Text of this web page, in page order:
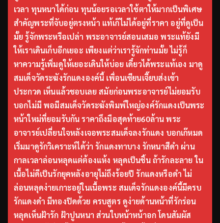
เวลา ทุนหนาได้ก่อน ทุนน้อยรอเวลาใช้ตาให้มากเป็นพิเศษ
สำคัญพระที่จับอยู่ตรงหน้า แท้เก๊ไม่ได้อยู่ที่ราคา อยู่ที่ดูเป็น
มั้ย รู้จักพระหรือเปล่า พระอาจารย์สอนเสมอ พระแท้ยังมี
ให้เราเดินเก็บอีกเยอะ เพียงแต่ว่าเรารู้จักท่านมั้ย ไม่รู้ก็
หาความรู้เพิ่มดูให้เยอะเดินให้บ่อย เดี๋ยวได้พระแท้เอง มาดู
สมเด็จวัดระฆังรักแดงองค์นี้ เพื่อนเซียนเจี๊ยบส่งเข้า
ประกวด เห็นแล้วชอบเลย สมัยก่อนพระอาจารย์ไม่ยอมรับ
บอกไม่มี พอมีสมเด็จวัดระฆังพิมพ์ใหญ่องค์รักแดงเป็นพระ
หน้าใหม่ที่ยอมรับกัน ราคาถึงมือสุดท้าย60ล้าน พระ
อาจารย์เปลี่ยนใจหลังเจอพระสมเด็จลงรักแดง บอกเก๊หมด
เริ่มมาดูรักวิเคราะห์ได้ว่า รักแดงทาบาง รักหนาสีดำ ผ่าน
กาลเวลาล่อนหลุดแต่ต้องแห้ง หลุดเป็นชิ้น ถ้ารักละลาย ใน
เนื้อไม่ดีเป็นรักยุคหลังอายุไม่ถึงร้อยปี รักแดงหรือดำ ไม่
ล่อนหลุดง่ายเกาะอยู่ในเนื้อพระ สมเด็จรักแดงองค์นี้มีครบ
รักแดงดำ มีทองปิดด้วย ครบสูตร ดูง่ายด้านหน้าที่รักร่อน
หลุดเห็นฝ้ารัก ฝ้าปูนหนา ส่วนใบหน้าหน้าอก โดนสัมผัส